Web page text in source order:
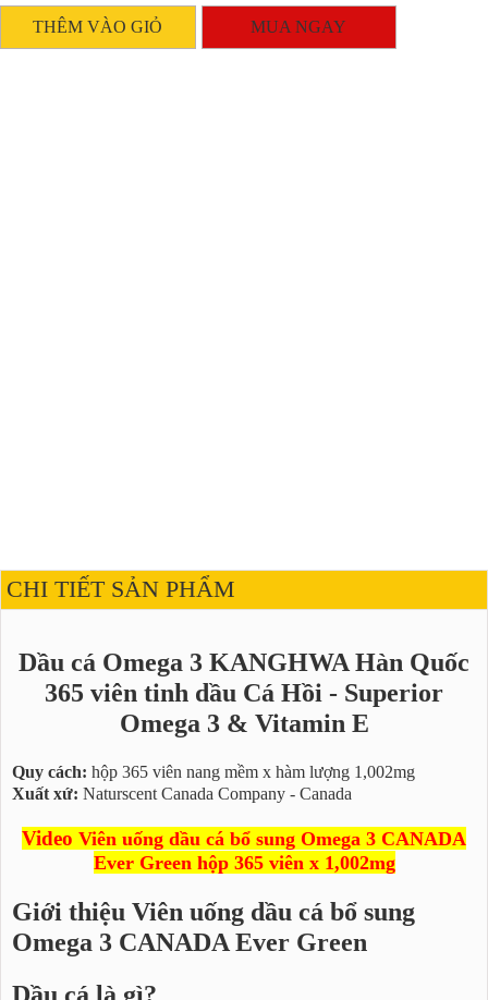
THÊM VÀO GIỎ MUA NGAY
CHI TIẾT SẢN PHẨM
Dầu cá Omega 3 KANGHWA Hàn Quốc
365 viên tinh dầu Cá Hồi - Superior
Omega 3 & Vitamin E
Quy cách: hộp 365 viên nang mềm x hàm lượng 1,002mg
Xuất xứ: Naturscent Canada Company - Canada
Video Viên uống dầu cá bổ sung Omega 3 CANADA
Ever Green hộp 365 viên x 1,002mg
Giới thiệu Viên uống dầu cá bổ sung
Omega 3 CANADA Ever Green